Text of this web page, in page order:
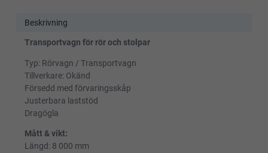
Beskrivning
Transportvagn för rör och stolpar
Typ: Rörvagn / Transportvagn
Tillverkare: Okänd
Försedd med förvaringsskåp
Justerbara laststöd
Dragögla
Mått & vikt:
Längd: 8 000 mm